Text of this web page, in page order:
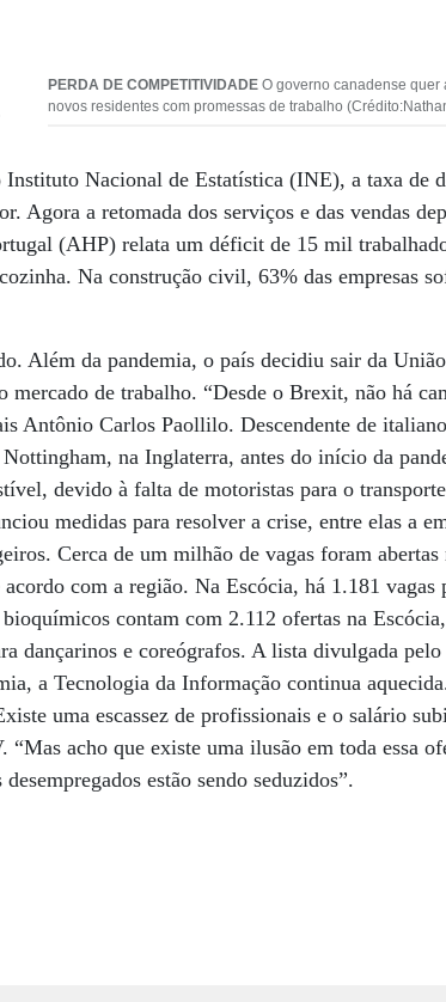
PERDA DE COMPETITIVIDADEO governo canadense quer
novos residentes com promessas de trabalho
Nacional de Estatística (INE), a taxa de
Agora a retomada dos serviços e das vendas
(AHP) relata um déficit de 15 mil
Na construção civil, 63% das empresas
Além da pandemia, o país decidiu sair da
mercado de trabalho. “Desde o Brexit, não há
Antônio Carlos Paollilo. Descendente de
na Inglaterra, antes do início da
devido à falta de motoristas para o
medidas para resolver a crise, entre elas a
Cerca de um milhão de vagas foram abertas
com a região. Na Escócia, há 1.181 vagas
contam com 2.112 ofertas na
dançarinos e coreógrafos. A lista divulgada
a Tecnologia da Informação continua
uma escassez de profissionais e o salário
acho que existe uma ilusão em toda essa
estão sendo seduzidos”.